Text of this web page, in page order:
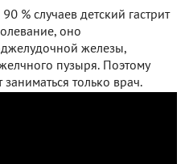
% случаев детский гастрит
оно
железы,
пузыря. Поэтому
только врач.